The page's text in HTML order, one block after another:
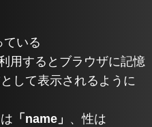
ている
用するとブラウザに記憶
して表示されるように
「name」 、性は